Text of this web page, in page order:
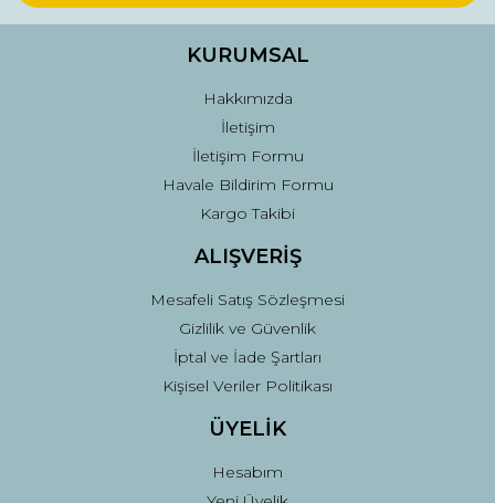
Ürün fiyatı diğer sitelerden daha pahalı.
Gönder
KURUMSAL
Hakkımızda
İletişim
İletişim Formu
Havale Bildirim Formu
Kargo Takibi
ALIŞVERİŞ
Mesafeli Satış Sözleşmesi
Gizlilik ve Güvenlik
İptal ve İade Şartları
Kişisel Veriler Politikası
ÜYELİK
Hesabım